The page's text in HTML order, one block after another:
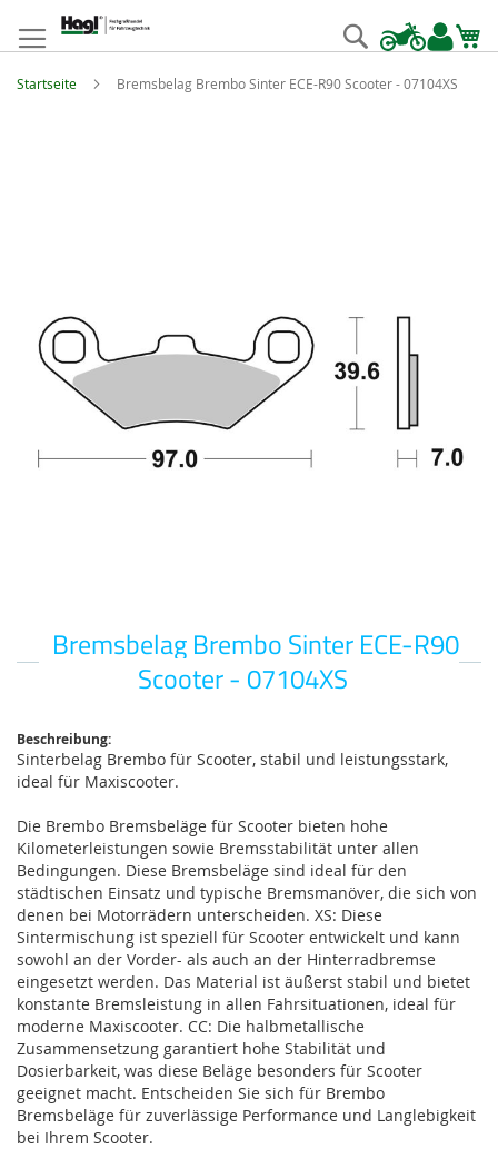
springen
Suche
Startseite Bremsbelag Brembo Sinter ECE-R90 Scooter - 07104XS
Bremsbelag Brembo Sinter ECE-R90
Scooter - 07104XS
Anfang
Beschreibung:
Sinterbelag Brembo für Scooter, stabil und leistungsstark,
ideal für Maxiscooter.
Die Brembo Bremsbeläge für Scooter bieten hohe
Kilometerleistungen sowie Bremsstabilität unter allen
Bedingungen. Diese Bremsbeläge sind ideal für den
städtischen Einsatz und typische Bremsmanöver, die sich von
denen bei Motorrädern unterscheiden. XS: Diese
Sintermischung ist speziell für Scooter entwickelt und kann
sowohl an der Vorder- als auch an der Hinterradbremse
eingesetzt werden. Das Material ist äußerst stabil und bietet
konstante Bremsleistung in allen Fahrsituationen, ideal für
moderne Maxiscooter. CC: Die halbmetallische
Zusammensetzung garantiert hohe Stabilität und
Dosierbarkeit, was diese Beläge besonders für Scooter
geeignet macht. Entscheiden Sie sich für Brembo
Bremsbeläge für zuverlässige Performance und Langlebigkeit
bei Ihrem Scooter.